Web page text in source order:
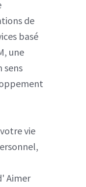
de
basé
une
sens
vie
Aimer